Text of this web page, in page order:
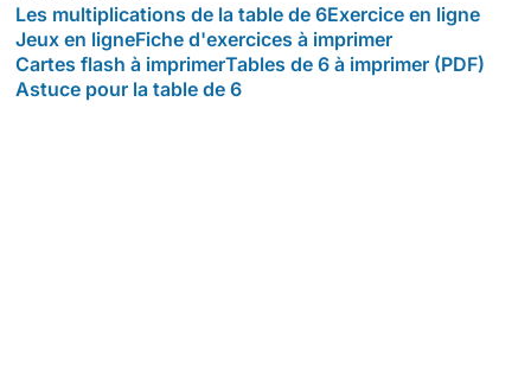
Les multiplications de la table de 6Exercice en ligne
Jeux en ligneFiche d'exercices à imprimer
Cartes flash à imprimerTables de 6 à imprimer (PDF)
Astuce pour la table de 6